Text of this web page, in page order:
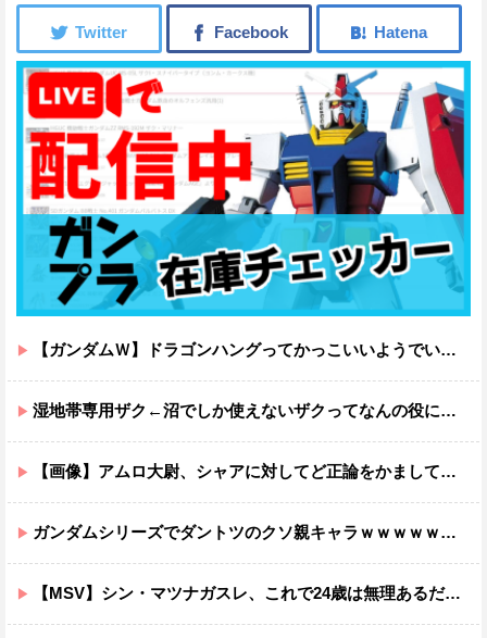
【ガンダムＷ】ドラゴンハングってかっこいいようでいて実は全然かっこよくないのでは？
湿地帯専用ザク←沼でしか使えないザクってなんの役に立つ設定なんだ？
【画像】アムロ大尉、シャアに対してど正論をかましてしまうｗｗｗｗｗｗｗｗｗｗ
ガンダムシリーズでダントツのクソ親キャラｗｗｗｗｗｗｗｗｗｗｗｗ
【MSV】シン・マツナガスレ、これで24歳は無理あるだろ…